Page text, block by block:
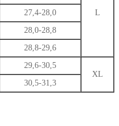
L
27,4-28,0
28,0-28,8
28,8-29,6
29,6-30,5
XL
30,5-31,3